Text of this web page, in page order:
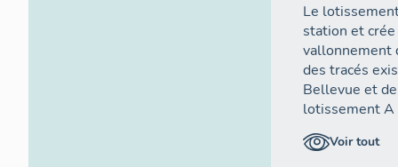
Le
station et
vallonnement
des tracés
Bellevue et
lotissement A
existants
voirie) et de
Voir tout